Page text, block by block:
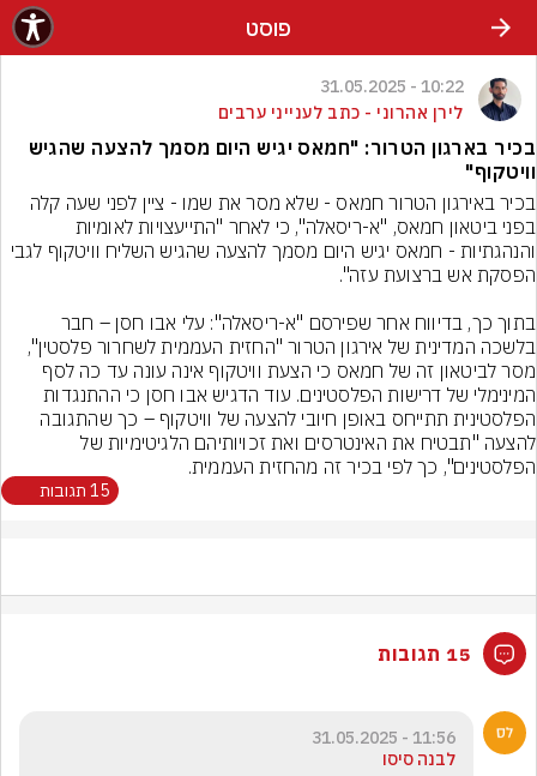
פוסט
10:22 - 31.05.2025
לירן אהרוני - כתב לענייני ערבים
בכיר בארגון הטרור: "חמאס יגיש היום מסמך להצעה שהגיש
וויטקוף"
המינימלי של דרישות הפלסטינים. עוד הדגיש אבו חסן כי ההתנגדות
להצעה "תבטיח את האינטרסים ואת זכויותיהם הלגיטימיות של
הפלסטינים", כך לפי בכיר זה מהחזית העממית.
15 תגובות
15 תגובות
11:56 - 31.05.2025
לבנה סיסו